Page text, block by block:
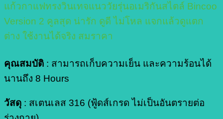
แก้วกาแฟทรงวินเทจแนววัยรุ่นอเมริกันสไตล์ Bincoo
Version 2 คูลสุด น่ารัก ดูดี ไม่โหล แจกแล้วดูแตก
ต่าง ใช้งานได้จริง สมราคา
คุณสมบัติ : สามารถเก็บความเย็น และความร้อนได้
นานถึง 8 Hours
วัสดุ : สเตนเลส 316 (ฟู้ดส์เกรด ไม่เป็นอันตรายต่อ